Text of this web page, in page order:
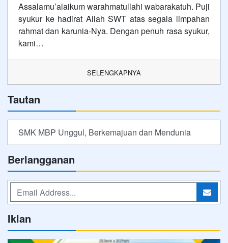
Assalamu’alaikum warahmatullahi wabarakatuh. Puji
syukur ke hadirat Allah SWT atas segala limpahan
rahmat dan karunia-Nya. Dengan penuh rasa syukur,
kami…
SELENGKAPNYA
Tautan
SMK MBP Unggul, Berkemajuan dan Mendunia
Berlangganan
Iklan